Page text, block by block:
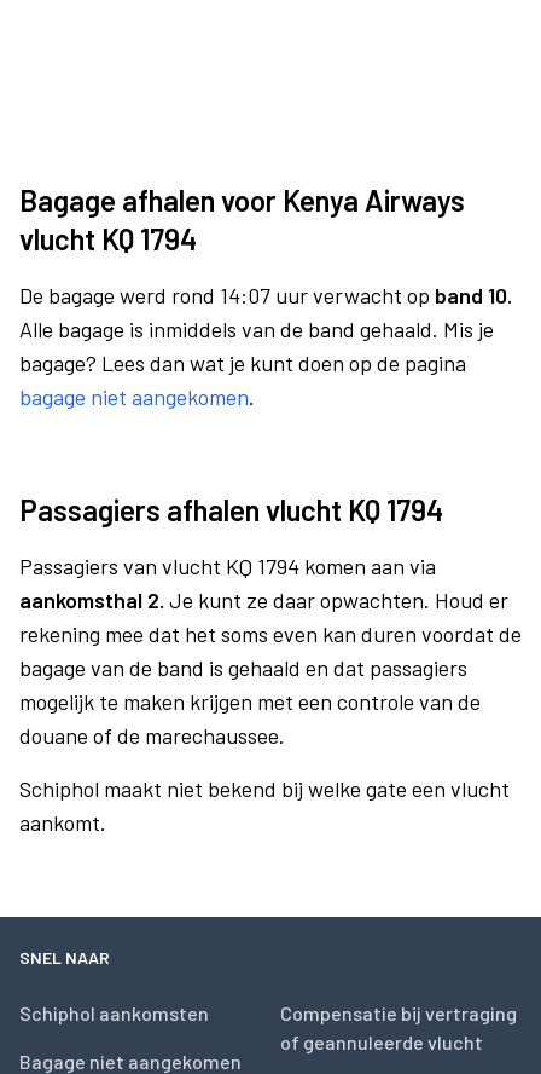
Bagage afhalen voor Kenya Airways
vlucht KQ 1794
De bagage werd rond 14:07 uur verwacht op band 10.
Alle bagage is inmiddels van de band gehaald. Mis je
bagage? Lees dan wat je kunt doen op de pagina
bagage niet aangekomen.
Passagiers afhalen vlucht KQ 1794
Passagiers van vlucht KQ 1794 komen aan via
aankomsthal 2. Je kunt ze daar opwachten. Houd er
rekening mee dat het soms even kan duren voordat de
bagage van de band is gehaald en dat passagiers
mogelijk te maken krijgen met een controle van de
douane of de marechaussee.
Schiphol maakt niet bekend bij welke gate een vlucht
aankomt.
SNEL NAAR
Schiphol aankomsten
Bagage niet aangekomen
Compensatie bij vertraging
of geannuleerde vlucht